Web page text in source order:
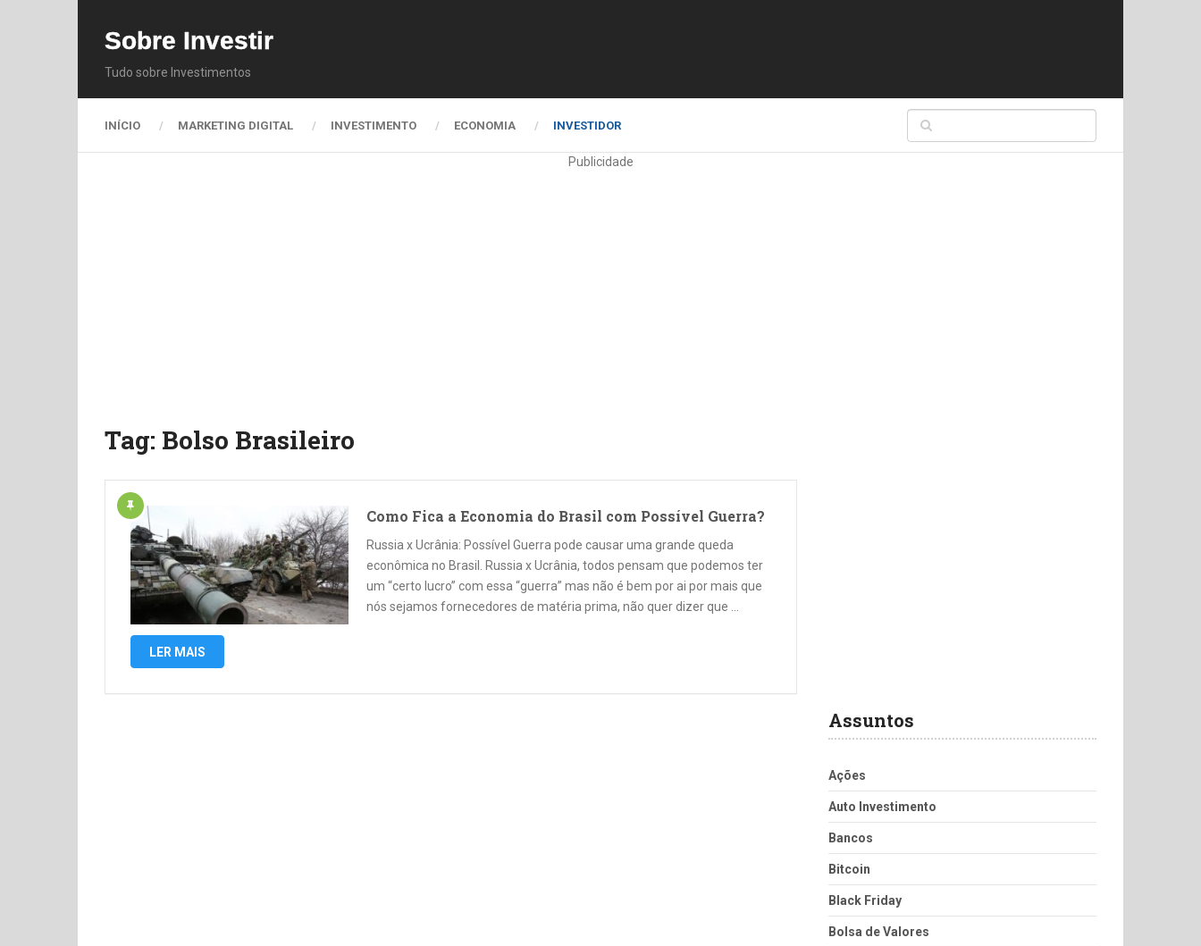
Sobre Investir
Tudo sobre Investimentos
INÍCIO MARKETING DIGITAL INVESTIMENTO ECONOMIA INVESTIDOR
Publicidade
Tag: Bolso Brasileiro
Como Fica a Economia do Brasil com Possível Guerra?
Russia x Ucrânia: Possível Guerra pode causar uma grande queda
econômica no Brasil. Russia x Ucrânia, todos pensam que podemos ter
um “certo lucro” com essa “guerra” mas não é bem por ai por mais que
nós sejamos fornecedores de matéria prima, não quer dizer que …
LER MAIS
Assuntos
Ações
Auto Investimento
Bancos
Bitcoin
Black Friday
Bolsa de Valores